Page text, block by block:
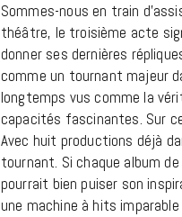
Sommes-nous en train
théâtre, le troisième acte
donner ses dernières
comme un tournant majeur
longtemps vus comme la
capacités fascinantes. Sur
Avec huit productions déjà
tournant. Si chaque album
pourrait bien puiser son
une machine à hits